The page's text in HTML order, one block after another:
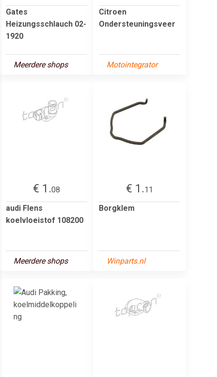
Gates
Heizungsschlauch 02-
1920
Meerdere shops
Citroen
Ondersteuningsveer
Motointegrator
€ 1.08
audi Flens
koelvloeistof 108200
Meerdere shops
€ 1.11
Borgklem
Winparts.nl